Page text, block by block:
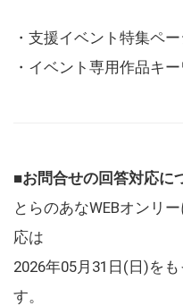
・支援イベント特集ペ
・イベント専用作品キ
■お問合せの回答対応に
とらのあなWEBオンリ
応は
2026年05月31日(日)を
す。